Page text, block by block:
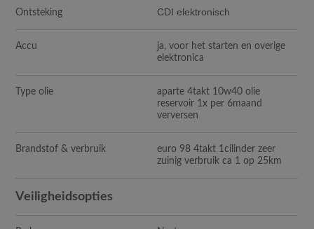
Ontsteking CDI elektronisch
Accu
ja, voor het starten en overige
elektronica
Type olie
aparte 4takt 10w40 olie
reservoir 1x per 6maand
verversen
Brandstof & verbruik
euro 98 4takt 1cilinder zeer
zuinig verbruik ca 1 op 25km
Veiligheidsopties